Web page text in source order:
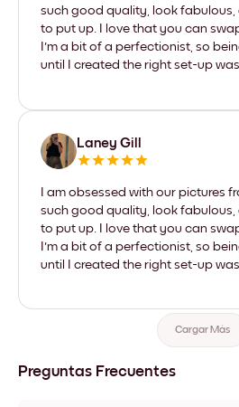
such good quality, look fabulous,
to put up. I love that you can
I'm a bit of a perfectionist, so
until I created the right set-up
Laney Gill
I am obsessed with our pictures
such good quality, look fabulous,
to put up. I love that you can
I'm a bit of a perfectionist, so
until I created the right set-up
Cargar Más
Preguntas Frecuentes